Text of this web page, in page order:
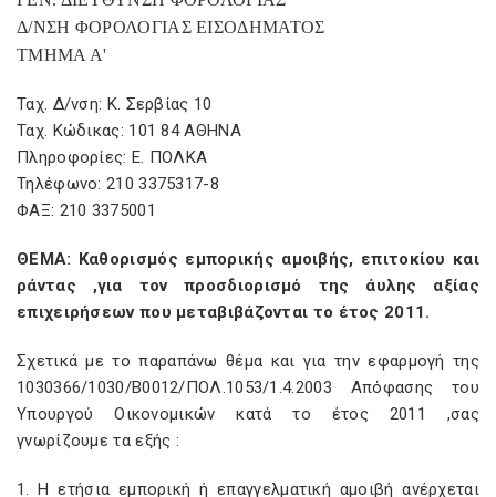
Δ/ΝΣΗ ΦΟΡΟΛΟΓΙΑΣ ΕΙΣΟΔΗΜΑΤΟΣ
ΤΜΗΜΑ Α'
Ταχ. Δ/νση: Κ. Σερβίας 10
Ταχ. Κώδικας: 101 84 ΑΘΗΝΑ
Πληροφορίες: Ε. ΠΟΛΚΑ
Τηλέφωνο: 210 3375317-8
ΦΑΞ: 210 3375001
ΘΕΜΑ: Καθορισμός εμπορικής αμοιβής, επιτοκίου και
ράντας ,για τον προσδιορισμό της άυλης αξίας
επιχειρήσεων που μεταβιβάζονται το έτος 2011.
Σχετικά με το παραπάνω θέμα και για την εφαρμογή της
1030366/1030/Β0012/ΠΟΛ.1053/1.4.2003 Απόφασης του
Υπουργού Οικονομικών κατά το έτος 2011 ,σας
γνωρίζουμε τα εξής :
1. Η ετήσια εμπορική ή επαγγελματική αμοιβή ανέρχεται